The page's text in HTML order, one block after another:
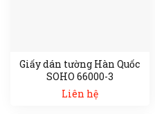
Giấy dán tường Hàn Quốc
SOHO 66000-3
Liên hệ